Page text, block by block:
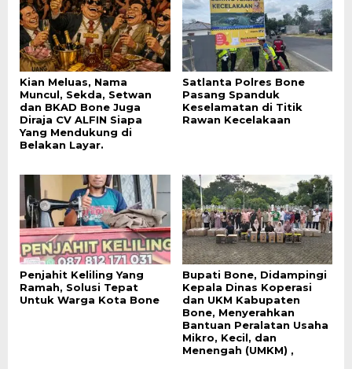
Kian Meluas, Nama
Muncul, Sekda, Setwan
dan BKAD Bone Juga
Diraja CV ALFIN Siapa
Yang Mendukung di
Belakan Layar.
Satlanta Polres Bone
Pasang Spanduk
Keselamatan di Titik
Rawan Kecelakaan
Penjahit Keliling Yang
Ramah, Solusi Tepat
Untuk Warga Kota Bone
Bupati Bone, Didampingi
Kepala Dinas Koperasi
dan UKM Kabupaten
Bone, Menyerahkan
Bantuan Peralatan Usaha
Mikro, Kecil, dan
Menengah (UMKM) ,